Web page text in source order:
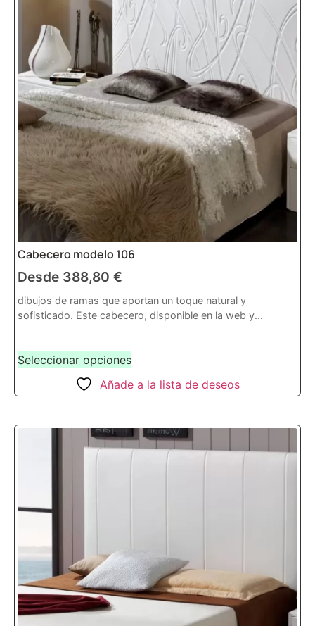
Cabecero modelo 106
Desde 388,80 €
dibujos de ramas que aportan un toque natural y
sofisticado. Este cabecero, disponible en la web y...
Seleccionar opciones
Añade a la lista de deseos